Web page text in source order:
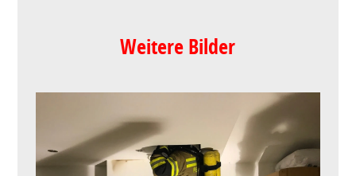
Weitere Bilder